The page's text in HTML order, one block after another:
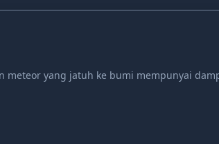
yang jatuh ke bumi mempunyai